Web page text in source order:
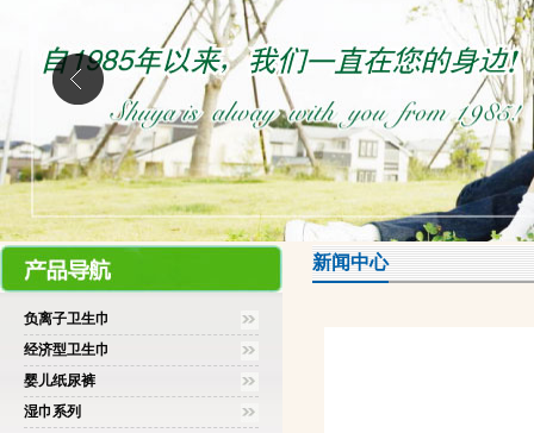
负离子卫生巾
经济型卫生巾
婴儿纸尿裤
湿巾系列
新闻中心